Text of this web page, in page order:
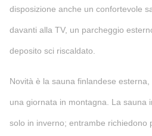
disposizione anche un confortevole
davanti alla TV, un parcheggio
deposito sci riscaldato.
Novità è la sauna finlandese
una giornata in montagna. La sauna
solo in inverno; entrambe richiedono